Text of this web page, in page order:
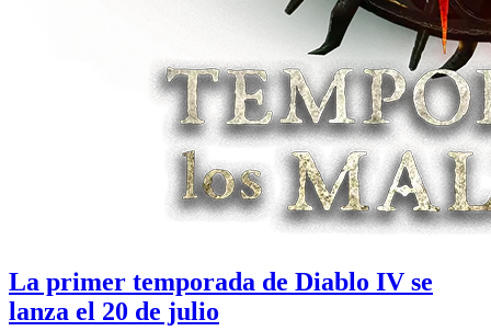
La primer temporada de Diablo IV se
lanza el 20 de julio